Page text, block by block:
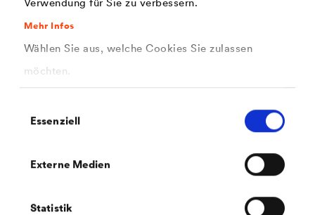
Verwendung für Sie zu verbessern.
Mehr Infos
Wählen Sie aus, welche Cookies Sie zulassen
möchten.
Essenziell
Externe Medien
Statistik
PDF | 381,5 kB
Dichte